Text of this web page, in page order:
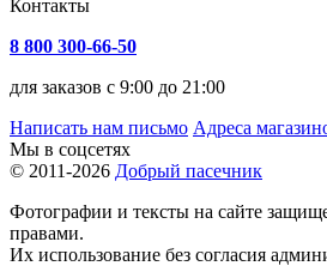
Контакты
8 800 300-66-50
для заказов с 9:00 до 21:00
Написать нам письмо Адреса
Мы в соцсетях
© 2011-2026 Добрый пасечник
Фотографии и тексты на сайте
правами.
Их использование без согласия